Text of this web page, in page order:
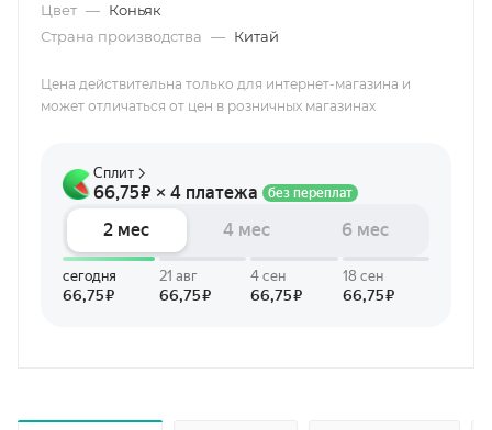
Цвет — Коньяк
Страна производства — Китай
Цена действительна только для интернет-магазина и
может отличаться от цен в розничных магазинах